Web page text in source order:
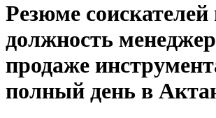
Резюме соискателей
должность
продаже
полный день в